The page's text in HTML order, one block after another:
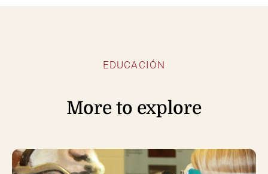
EDUCACIÓN
More to explore